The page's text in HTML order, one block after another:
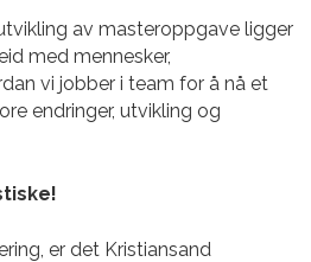
av masteroppgave ligger
med mennesker,
vi jobber i team for å nå et
endringer, utvikling og
er det Kristiansand